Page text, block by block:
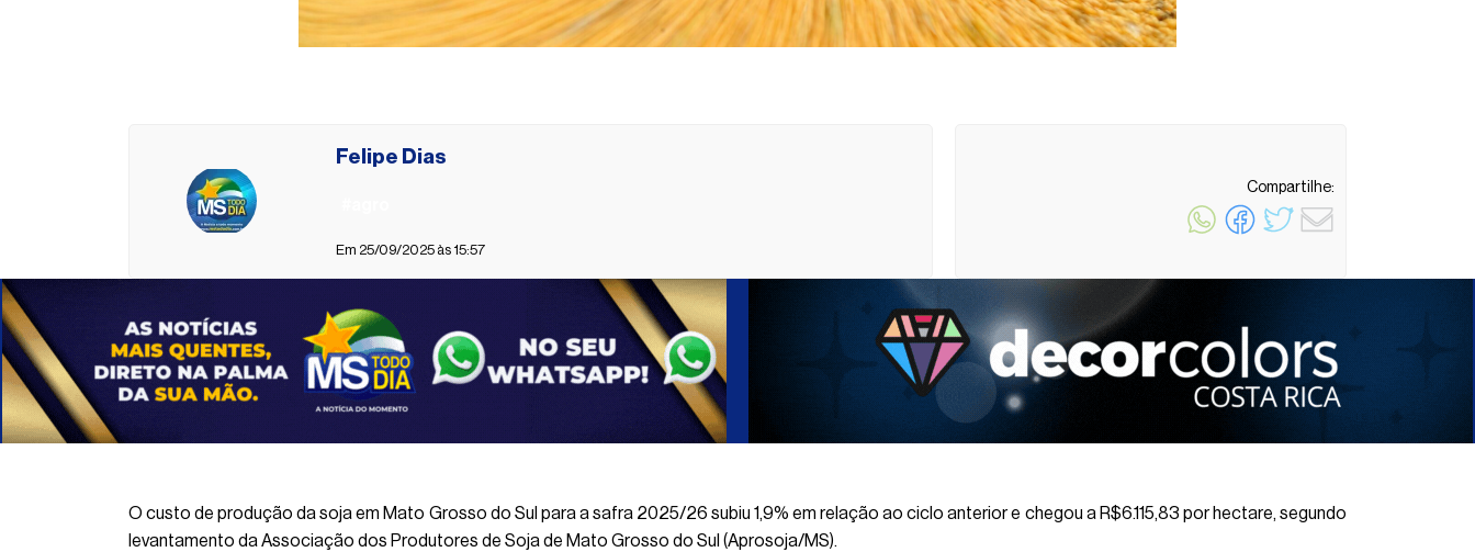
Felipe Dias
Em 25/09/2025 às 15:57
Compartilhe:
O custo de produção da soja em Mato Grosso do Sul para a safra 2025/26 subiu 1,9% em relação ao ciclo anterior e chegou a R$6.115,83 por hectare, segundo
levantamento da Associação dos Produtores de Soja de Mato Grosso do Sul (Aprosoja/MS).